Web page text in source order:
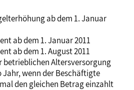
ab dem 1. Januar
ab dem 1. Januar 2011
ab dem 1. August 2011
betrieblichen Altersversorgung
Jahr, wenn der Beschäftigte
den gleichen Betrag einzahlt